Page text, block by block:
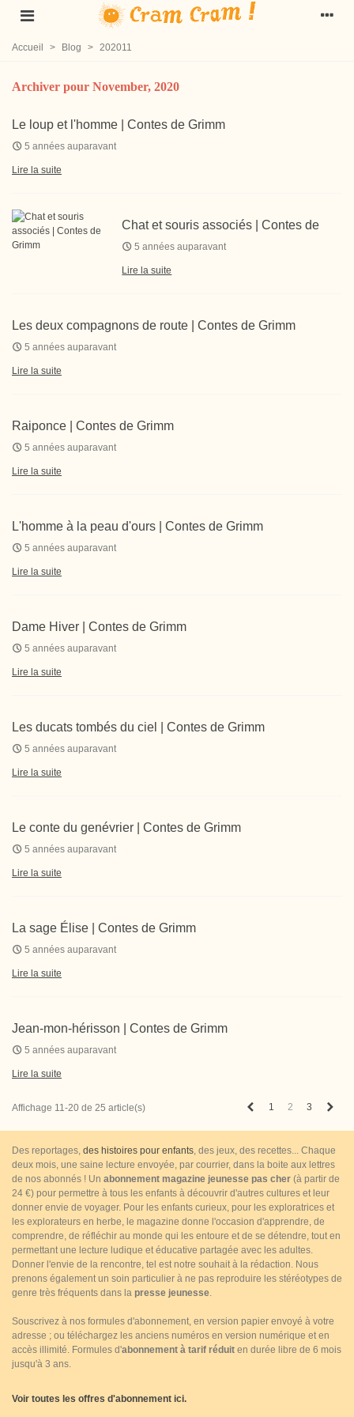
Accueil > Blog > 202011
Archiver pour November, 2020
Le loup et l'homme | Contes de Grimm
5 années auparavant
Lire la suite
Chat et souris associés | Contes de
Grimm
5 années auparavant
Lire la suite
Les deux compagnons de route | Contes de Grimm
5 années auparavant
Lire la suite
Raiponce | Contes de Grimm
5 années auparavant
Lire la suite
L'homme à la peau d'ours | Contes de Grimm
5 années auparavant
Lire la suite
Dame Hiver | Contes de Grimm
5 années auparavant
Lire la suite
Les ducats tombés du ciel | Contes de Grimm
5 années auparavant
Lire la suite
Le conte du genévrier | Contes de Grimm
5 années auparavant
Lire la suite
La sage Élise | Contes de Grimm
5 années auparavant
Lire la suite
Jean-mon-hérisson | Contes de Grimm
5 années auparavant
Lire la suite
Affichage 11-20 de 25 article(s) Précédent
1 2 3
Des reportages, des histoires pour enfants, des jeux, des recettes... Chaque
deux mois, une saine lecture envoyée, par courrier, dans la boite aux lettres
de nos abonnés ! Un abonnement magazine jeunesse pas cher (à partir de
24 €) pour permettre à tous les enfants à découvrir d'autres cultures et leur
donner envie de voyager. Pour les enfants curieux, pour les exploratrices et
les explorateurs en herbe, le magazine donne l'occasion d'apprendre, de
comprendre, de réfléchir au monde qui les entoure et de se détendre, tout en
permettant une lecture ludique et éducative partagée avec les adultes.
Donner l'envie de la rencontre, tel est notre souhait à la rédaction. Nous
prenons également un soin particulier à ne pas reproduire les stéréotypes de
genre très fréquents dans la presse jeunesse.
Souscrivez à nos formules d'abonnement, en version papier envoyé à votre
adresse ; ou téléchargez les anciens numéros en version numérique et en
accès illimité. Formules d'abonnement à tarif réduit en durée libre de 6 mois
jusqu'à 3 ans.
Voir toutes les offres d'abonnement ici.